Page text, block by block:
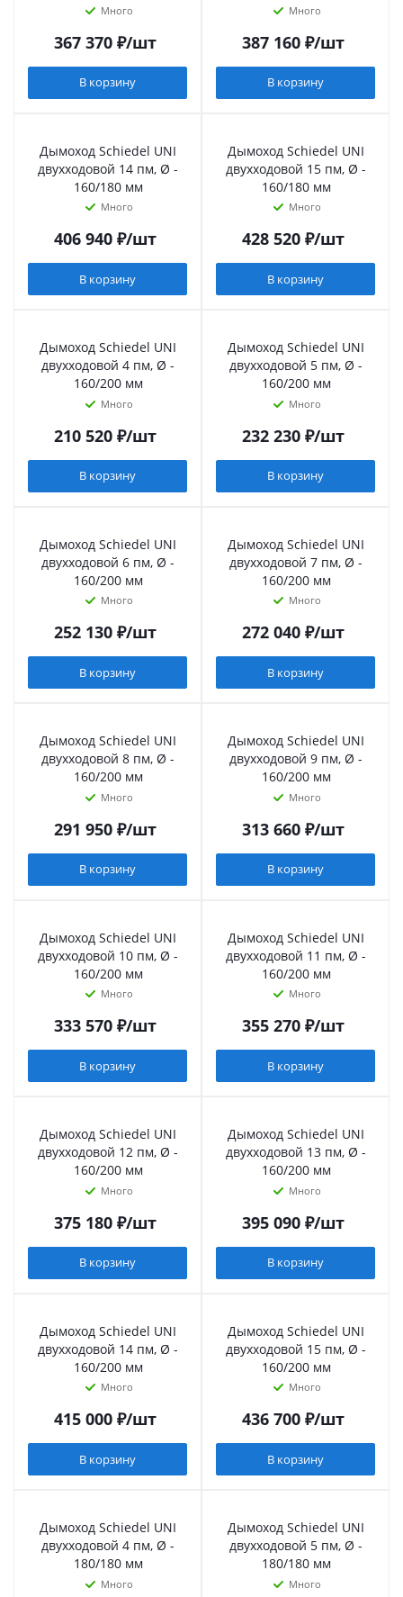
Много
367 370₽/шт
В корзину
Много
387 160₽/шт
В корзину
Дымоход Schiedel UNI
двухходовой 14 пм, Ø -
160/180 мм
Много
406 940₽/шт
В корзину
Дымоход Schiedel UNI
двухходовой 15 пм, Ø -
160/180 мм
Много
428 520₽/шт
В корзину
Дымоход Schiedel UNI
двухходовой 4 пм, Ø -
160/200 мм
Много
210 520₽/шт
В корзину
Дымоход Schiedel UNI
двухходовой 5 пм, Ø -
160/200 мм
Много
232 230₽/шт
В корзину
Дымоход Schiedel UNI
двухходовой 6 пм, Ø -
160/200 мм
Много
252 130₽/шт
В корзину
Дымоход Schiedel UNI
двухходовой 7 пм, Ø -
160/200 мм
Много
272 040₽/шт
В корзину
Дымоход Schiedel UNI
двухходовой 8 пм, Ø -
160/200 мм
Много
291 950₽/шт
В корзину
Дымоход Schiedel UNI
двухходовой 9 пм, Ø -
160/200 мм
Много
313 660₽/шт
В корзину
Дымоход Schiedel UNI
двухходовой 10 пм, Ø -
160/200 мм
Много
333 570₽/шт
В корзину
Дымоход Schiedel UNI
двухходовой 11 пм, Ø -
160/200 мм
Много
355 270₽/шт
В корзину
Дымоход Schiedel UNI
двухходовой 12 пм, Ø -
160/200 мм
Много
375 180₽/шт
В корзину
Дымоход Schiedel UNI
двухходовой 13 пм, Ø -
160/200 мм
Много
395 090₽/шт
В корзину
Дымоход Schiedel UNI
двухходовой 14 пм, Ø -
160/200 мм
Много
415 000₽/шт
В корзину
Дымоход Schiedel UNI
двухходовой 15 пм, Ø -
160/200 мм
Много
436 700₽/шт
В корзину
Дымоход Schiedel UNI
двухходовой 4 пм, Ø -
180/180 мм
Много
Дымоход Schiedel UNI
двухходовой 5 пм, Ø -
180/180 мм
Много